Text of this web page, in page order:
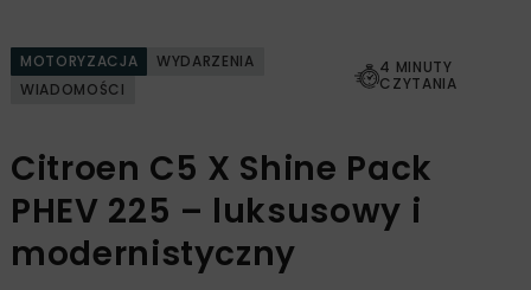
MOTORYZACJA
WYDARZENIA
WIADOMOŚCI
4 MINUTY
CZYTANIA
Citroen C5 X Shine Pack
PHEV 225 – luksusowy i
modernistyczny